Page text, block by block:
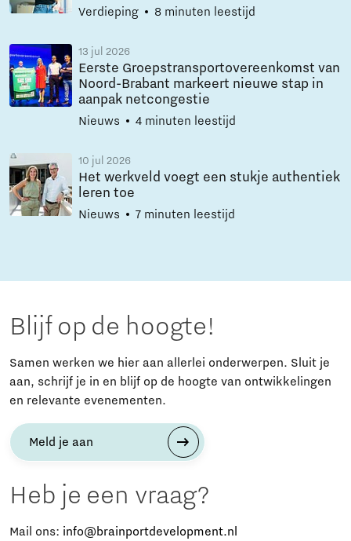
Verdieping 8 minuten leestijd
13 jul 2026
Eerste Groepstransportovereenkomst van
Noord-Brabant markeert nieuwe stap in
aanpak netcongestie
Nieuws 4 minuten leestijd
10 jul 2026
Het werkveld voegt een stukje authentiek
leren toe
Nieuws 7 minuten leestijd
Blijf op de hoogte!
Samen werken we hier aan allerlei onderwerpen. Sluit je
aan, schrijf je in en blijf op de hoogte van ontwikkelingen
en relevante evenementen.
Meld je aan
Heb je een vraag?
Mail ons: info@brainportdevelopment.nl